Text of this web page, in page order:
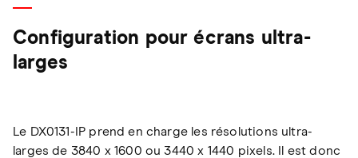
Configuration pour écrans ultra-
larges
Le DX0131-IP prend en charge les résolutions ultra-
larges de 3840 x 1600 ou 3440 x 1440 pixels. Il est donc